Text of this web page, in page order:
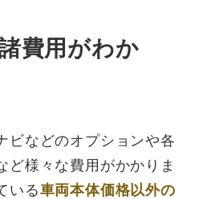
費用がわか
ビなどのオプションや各
ど様々な費用がかかりま
いる車両本体価格以外の